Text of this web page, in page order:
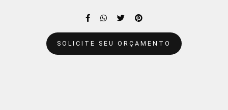
SOLICITE SEU ORÇAMENTO